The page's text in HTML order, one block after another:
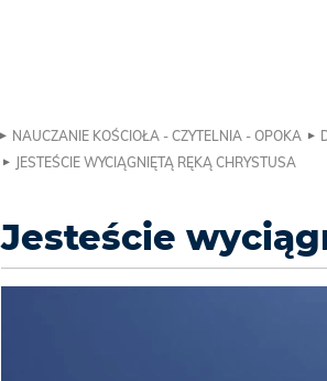
NAUCZANIE KOŚCIOŁA - CZYTELNIA - OPOKA
JESTEŚCIE WYCIĄGNIĘTĄ RĘKĄ CHRYSTUSA
Jesteście